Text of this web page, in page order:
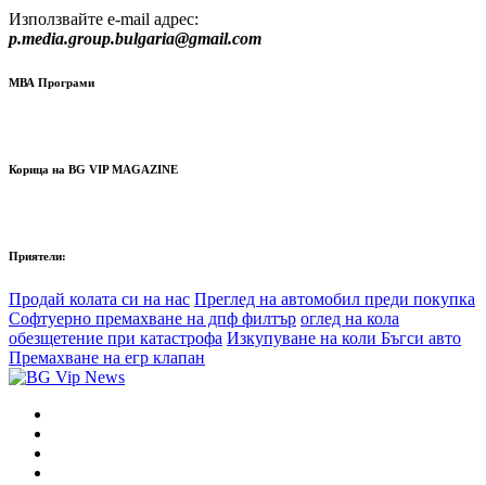
Използвайте e-mail адрес:
p.media.group.bulgaria@gmail.com
МВА Програми
Корица на BG VIP MAGAZINE
Приятели:
Продай колата си на нас Преглед на автомобил преди покупка
Софтуерно премахване на дпф филтър оглед на кола
обезщетение при катастрофа Изкупуване на коли Бъгси авто
Премахване на егр клапан